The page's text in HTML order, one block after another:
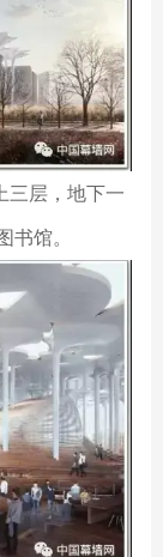
三层，地下一
书馆。